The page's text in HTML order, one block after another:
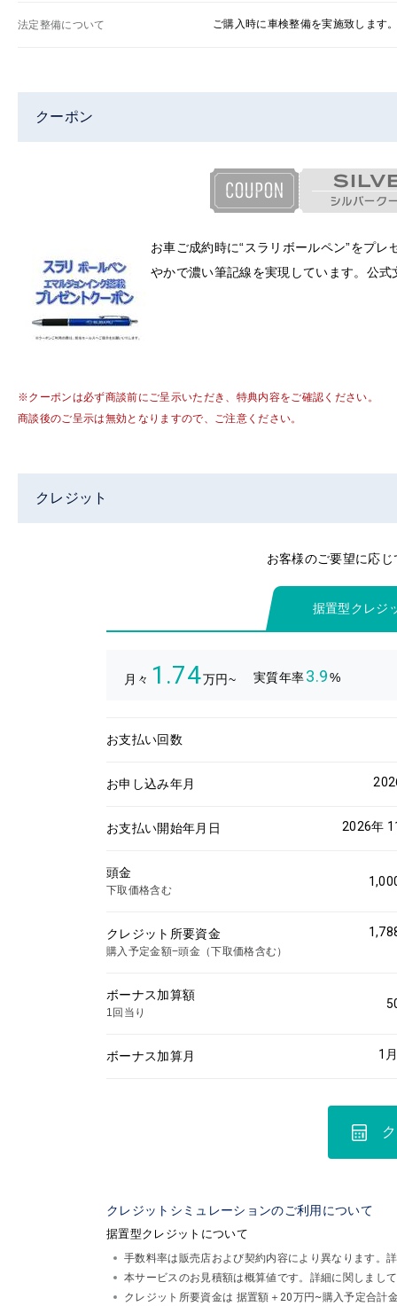
法定整備について ご購入時に車検整備を実施致します
クーポン
お車ご成約時に“スラリボールペン”をプ
やかで濃い筆記線を実現しています。公
※クーポンは必ず商談前にご呈示いただき、特典内容をご確認ください。
商談後のご呈示は無効となりますので、ご注意ください。
クレジット
お客様のご要望に応
据置型クレジ
月々 1.74万円~ 実質年率3.9 %
お支払い回数
お申し込み年月
お支払い開始年月日 2026年
頭金
下取価格含む
クレジット所要資金
購入予定金額−頭金（下取価格含む）
ボーナス加算額
1回当り
ボーナス加算月 1
クレジットシミュレーションのご利用について
据置型クレジットについて
手数料率は販売店および契約内容により異なります。
本サービスのお見積額は概算値です。詳細に関しまし
クレジット所要資金は 据置額＋20万円~購入予定合計